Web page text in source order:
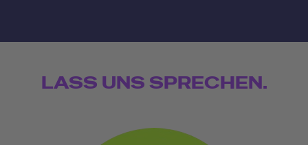
LASS UNS SPRECHEN.